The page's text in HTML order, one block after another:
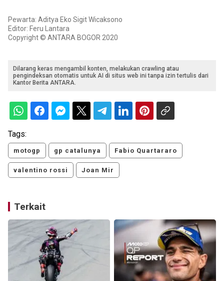
Pewarta: Aditya Eko Sigit Wicaksono
Editor: Feru Lantara
Copyright © ANTARA BOGOR 2020
Dilarang keras mengambil konten, melakukan crawling atau
pengindeksan otomatis untuk AI di situs web ini tanpa izin tertulis dari
Kantor Berita ANTARA.
Tags:
motogp gp catalunya Fabio Quartararo
valentino rossi Joan Mir
Terkait